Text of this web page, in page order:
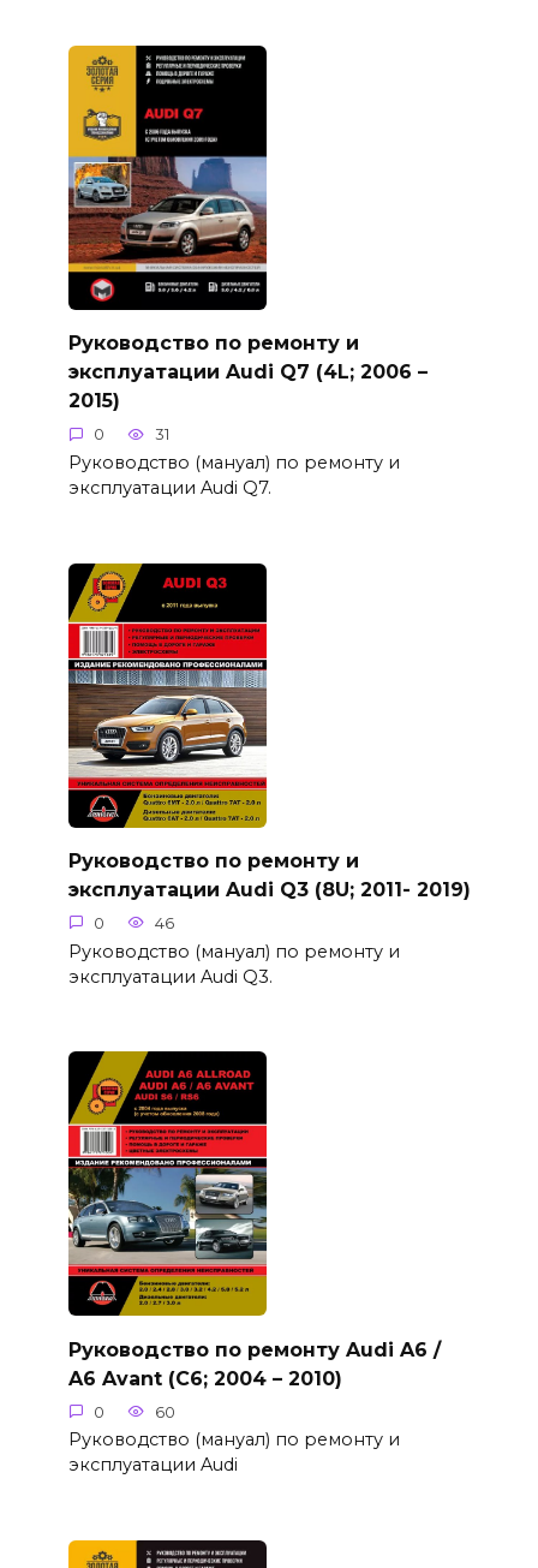
Руководство по ремонту и
эксплуатации Audi Q7 (4L; 2006 –
2015)
0 31
Руководство (мануал) по ремонту и
эксплуатации Audi Q7.
Руководство по ремонту и
эксплуатации Audi Q3 (8U; 2011- 2019)
0 46
Руководство (мануал) по ремонту и
эксплуатации Audi Q3.
Руководство по ремонту Audi A6 /
A6 Avant (C6; 2004 – 2010)
0 60
Руководство (мануал) по ремонту и
эксплуатации Audi